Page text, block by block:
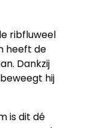
ribfluweel
heeft de
Dankzij
hij
is dit dé